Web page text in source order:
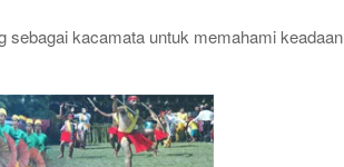
sebagai kacamata untuk memahami keadaan